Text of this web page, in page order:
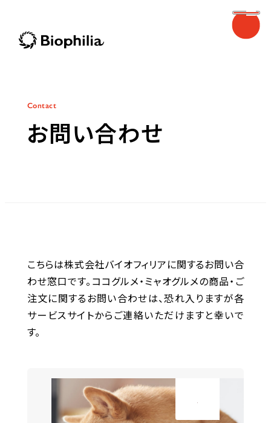
Biophilia
Contact
お問い合わせ
こちらは株式会社バイオフィリアに関するお問い合
わせ窓口です。 ココグルメ・ミャオグルメの商品・ご
注文に関するお問い合わせは、恐れ入りますが各
サービスサイトからご連絡いただけますと幸いで
す。